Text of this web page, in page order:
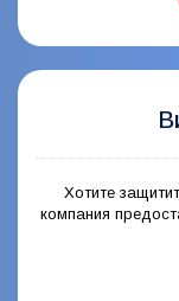
Хотите
компания